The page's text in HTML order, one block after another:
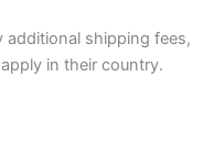
shipping fees,
in their country.